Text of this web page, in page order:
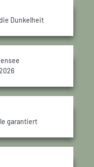
Dunkelheit
garantiert